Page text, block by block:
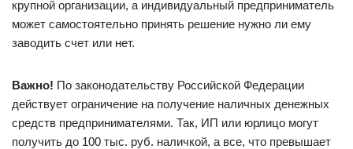
крупной организации, а индивидуальный предприниматель
может самостоятельно принять решение нужно ли ему
заводить счет или нет.
Важно! По законодательству Российской Федерации
действует ограничение на получение наличных денежных
средств предпринимателями. Так, ИП или юрлицо могут
получить до 100 тыс. руб. наличкой, а все, что превышает